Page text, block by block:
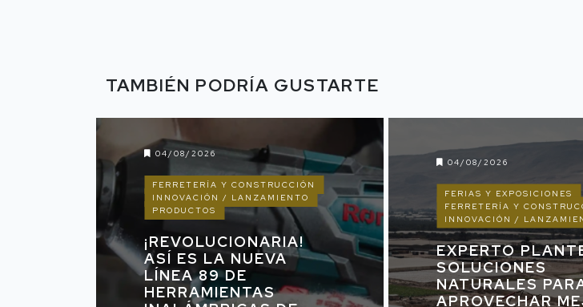
TAMBIÉN PODRÍA GUSTARTE
04/08/2026
FERRETERÍA Y CONSTRUCCIÓN
INNOVACIÓN / LANZAMIENTO
PRODUCTOS
¡REVOLUCIONARIA!
ASÍ ES LA NUEVA
LÍNEA 89 DE
HERRAMIENTAS
04/08/2026
FERIAS Y EXPOSICIONES
FERRETERÍA Y
INNOVACIÓN /
EXPERTO
SOLUCIONES
NATURALES
APROVECHAR